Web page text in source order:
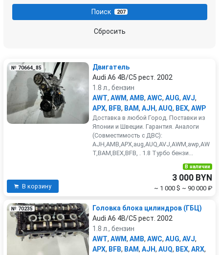
Поиск 207
Сбросить
№ 70664_85
Двигатель
Audi A6 4B/C5 рест. 2002
1.8 л., бензин
AWT, AWM, AMB, AWC, AUG, AVJ,
APX, BFB, BAM, AJH, AUQ, BEX, AWP
Доставка в любой Город. Поставки из
Японии и Швеции. Гарантия. Аналоги
(Совместимость с ДВС):
AJH,AMB,APX,aug,AUQ,AVJ,AWM,awp,AW
T,BAM,BEX,BFB, . 1.8 Турбо бензи...
В корзину
В наличии
3 000 BYN
~ 1 000 $ ~ 90 000 ₽
№ 70235
Головка блока цилиндров (ГБЦ)
Audi A6 4B/C5 рест. 2002
1.8 л., бензин
AWT, AWM, AMB, AWC, AUG, AVJ,
APX, BFB, BAM, AJH, AUQ, BEX, ARX,